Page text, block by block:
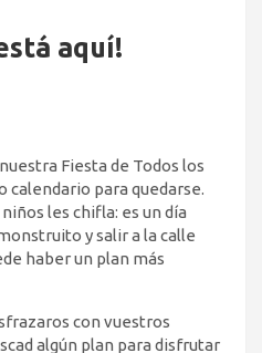
aquí!
Fiesta de Todos los
calendario para quedarse.
les chifla: es un día
y salir a la calle
haber un plan más
con vuestros
algún plan para disfrutar